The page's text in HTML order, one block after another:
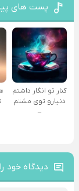
پست های
کنار تو انگار داشتم
دنیارو توی مشتم
–
دیدگاه خود